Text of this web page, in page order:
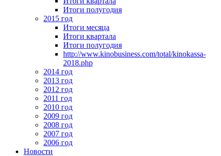
Итоги полугодия
2015 год
Итоги месяца
Итоги квартала
Итоги полугодия
http://www.kinobusiness.com/total/kinokassa-
2018.php
2014 год
2013 год
2012 год
2011 год
2010 год
2009 год
2008 год
2007 год
2006 год
Новости